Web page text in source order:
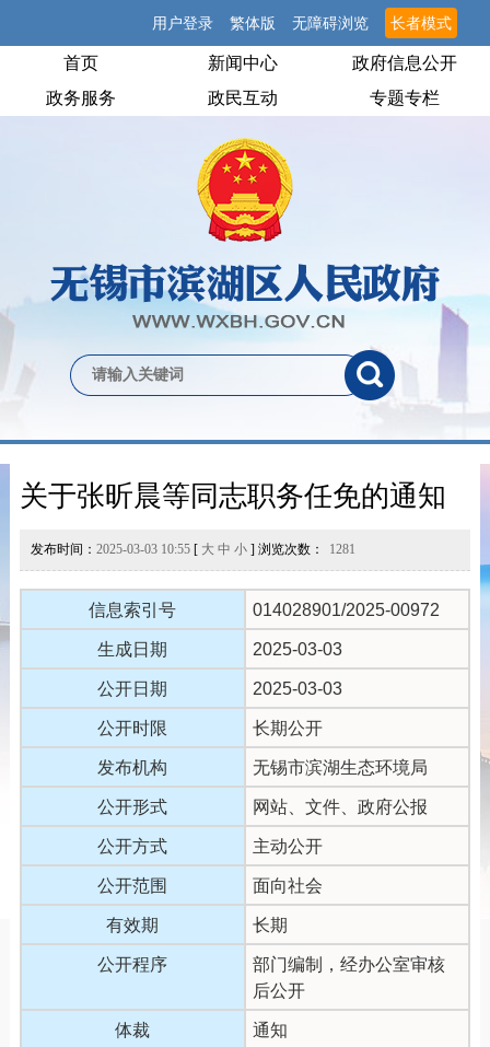
用户登录 繁体版 无障碍浏览 长者模式
首页 新闻中心
政府信息公开
政务服务
政民互动 专题专栏
关于张昕晨等同志职务任免的通知
发布时间： 2025-03-03 10:55[ 大 中 小] 浏览次数： 1281
信息索引号 014028901/2025-00972
生成日期 2025-03-03
公开日期 2025-03-03
公开时限 长期公开
发布机构 无锡市滨湖生态环境局
公开形式 网站、文件、政府公报
公开方式 主动公开
公开范围 面向社会
有效期 长期
公开程序
部门编制，经办公室审核
后公开
体裁 通知